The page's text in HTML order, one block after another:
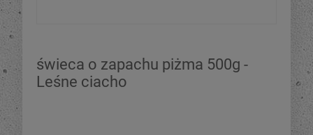
świeca o zapachu piżma 500g -
Leśne ciacho